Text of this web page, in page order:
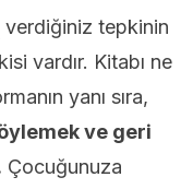
verdiğiniz tepkinin
vardır. Kitabı ne
yanı sıra,
ve geri
Çocuğunuza